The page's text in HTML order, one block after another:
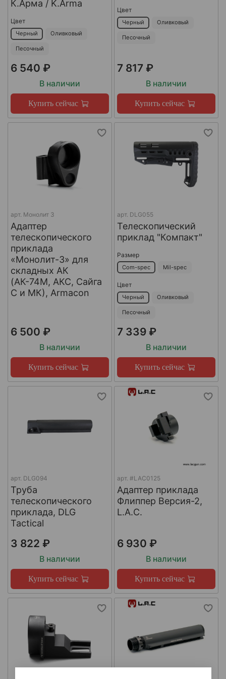
К.Арма / K.Arma
Цвет
Черный Оливковый
Песочный
6 540 ₽
В наличии
Купить сейчас
Цвет
Черный Оливковый
Песочный
7 817 ₽
В наличии
Купить сейчас
арт. Монолит 3
Адаптер
телескопического
приклада
«Монолит-3» для
складных АК
(АК-74М, АКС, Сайга
С и МК), Armacon
6 500 ₽
В наличии
Купить сейчас
арт. DLG055
Телескопический
приклад "Компакт"
Размер
Com-spec Mil-spec
Цвет
Черный Оливковый
Песочный
7 339 ₽
В наличии
Купить сейчас
арт. DLG094
Труба
телескопического
приклада, DLG
Tactical
3 822 ₽
В наличии
Купить сейчас
арт. #LAC0125
Адаптер приклада
Флиппер Версия-2,
L.A.C.
6 930 ₽
В наличии
Купить сейчас